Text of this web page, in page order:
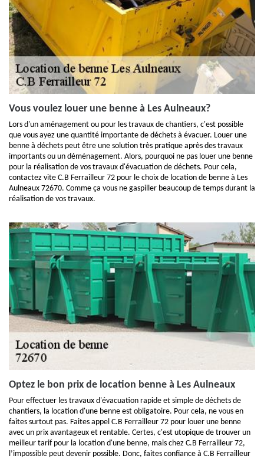
Vous voulez louer une benne à Les Aulneaux?
Lors d'un aménagement ou pour les travaux de chantiers, c'est possible
que vous ayez une quantité importante de déchets à évacuer. Louer une
benne à déchets peut être une solution très pratique après des travaux
importants ou un déménagement. Alors, pourquoi ne pas louer une benne
pour la réalisation de vos travaux d'évacuation de déchets. Pour cela,
contactez vite C.B Ferrailleur 72 pour le choix de location de benne à Les
Aulneaux 72670. Comme ça vous ne gaspiller beaucoup de temps durant la
réalisation de vos travaux.
Optez le bon prix de location benne à Les Aulneaux
Pour effectuer les travaux d'évacuation rapide et simple de déchets de
chantiers, la location d'une benne est obligatoire. Pour cela, ne vous en
faites surtout pas. Faites appel C.B Ferrailleur 72 pour louer une benne
avec un prix avantageux et rentable. Certes, c'est utopique de trouver un
meilleur tarif pour la location d'une benne, mais chez C.B Ferrailleur 72,
l’impossible peut devenir possible. Donc, faites confiance à C.B Ferrailleur